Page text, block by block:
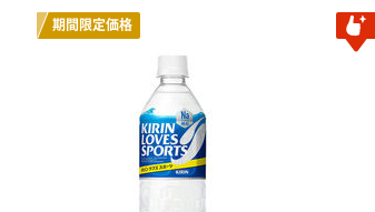
お探しの方に。塩分補給 水分補給 熱
中症対策にもオススメ。※果汁10%
ぶどう・グレープフルーツ含む
期間限定価格